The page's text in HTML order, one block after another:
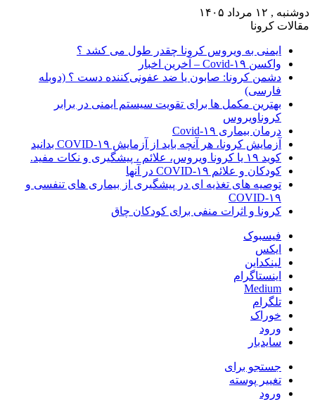
دوشنبه , ۱۲ مرداد ۱۴۰۵
مقالات کرونا
ایمنی به ویروس کرونا چقدر طول می کشد ؟
واکسن Covid-۱۹ – آخرین اخبار
دشمن کرونا: صابون یا ضد عفونی‌کننده دست ؟ (دوبله
فارسی)
بهترین مکمل ها برای تقویت سیستم ایمنی در برابر
کروناویروس
درمان بیماری Covid-۱۹
آزمایش کرونا، هر آنچه باید از آزمایش COVID-۱۹ بدانید
کوید ۱۹ یا کرونا ویروس، علائم ، پیشگیری و نکات مفید.
کودکان و علائم COVID-۱۹ در آنها
توصیه های تغذیه ای در پیشگیری از بیماری های تنفسی و
COVID-۱۹
کرونا و اثرات منفی برای کودکان چاق
فیسبوک
ایکس
لینکداین
اینستاگرام
Medium
تلگرام
خوراک
ورود
سایدبار
جستجو برای
تغییر پوسته
ورود